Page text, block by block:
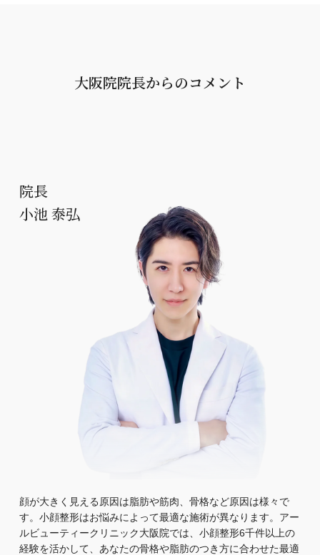
大阪院院長からのコメント
院⻑
小池 泰弘
顔が大きく見える原因は脂肪や筋肉、骨格など原因は様々で
す。小顔整形はお悩みによって最適な施術が異なります。アー
ルビューティークリニック大阪院では、小顔整形6千件以上の
経験を活かして、あなたの骨格や脂肪のつき方に合わせた最適